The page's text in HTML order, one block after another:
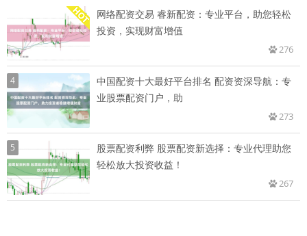
网络配资交易 睿新配资：专业平台，助您轻松
投资，实现财富增值
276
4
中国配资十大最好平台排名 配资资深导航：专
业股票配资门户，助
273
5
股票配资利弊 股票配资新选择：专业代理助您
轻松放大投资收益！
267